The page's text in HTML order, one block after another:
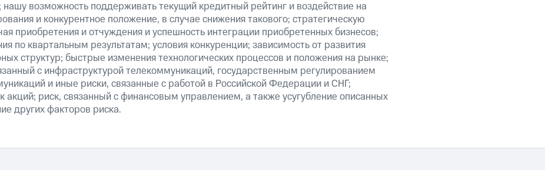
возможность поддерживать текущий кредитный рейтинг и воздействие на
и конкурентное положение, в случае снижения такового; стратегическую
приобретения и отчуждения и успешность интеграции приобретенных бизнесов;
по квартальным результатам; условия конкуренции; зависимость от развития
структур; быстрые изменения технологических процессов и положения на рынке;
с инфраструктурой телекоммуникаций, государственным регулированием
и иные риски, связанные с работой в Российской Федерации и СНГ;
акций; риск, связанный с финансовым управлением, а также усугубление описанных
других факторов риска.